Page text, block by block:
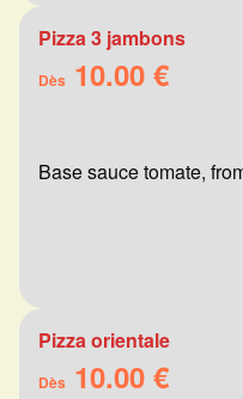
Pizza 3 jambons
Dès 10.00 €
Base sauce tomate,
Pizza orientale
Dès 10.00 €